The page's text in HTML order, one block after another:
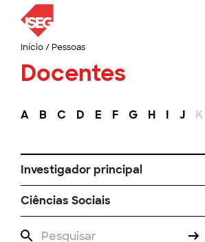
Início/ Pessoas
Docentes
A B C D E F G H I J K
Investigador principal
Ciências Sociais